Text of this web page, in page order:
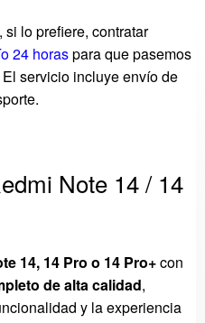
lo prefiere, contratar
24 horaspara que pasemos
servicio incluye envío de
Note 14 / 14
14, 14 Pro o 14 Pro+con
de alta calidad,
y la experiencia